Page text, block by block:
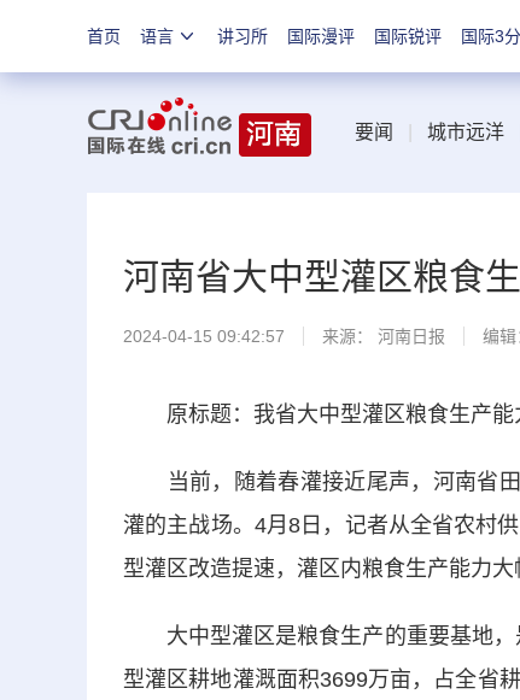
首页 语言 讲习所 国际漫评 国际锐评 国际3
要闻 城市远洋
河南省大中型灌区粮食
2024-04-15 09:42:57 来源： 河南日报 编辑
原标题：我省大中型灌区粮食生产能
当前，随着春灌接近尾声，河南省田
灌的主战场。4月8日，记者从全省农村
型灌区改造提速，灌区内粮食生产能力大
大中型灌区是粮食生产的重要基地，
型灌区耕地灌溉面积3699万亩，占全省